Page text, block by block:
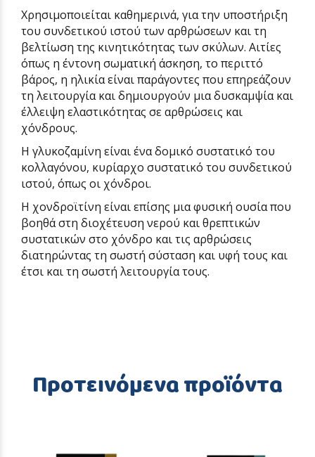
Χρησιμοποιείται καθημερινά, για την υποστήριξη
του συνδετικού ιστού των αρθρώσεων και τη
βελτίωση της κινητικότητας των σκύλων. Αιτίες
όπως η έντονη σωματική άσκηση, το περιττό
βάρος, η ηλικία είναι παράγοντες που επηρεάζουν
τη λειτουργία και δημιουργούν μια δυσκαμψία και
έλλειψη ελαστικότητας σε αρθρώσεις και
χόνδρους.
Η γλυκοζαμίνη είναι ένα δομικό συστατικό του
κολλαγόνου, κυρίαρχο συστατικό του συνδετικού
ιστού, όπως οι χόνδροι.
Η χονδροϊτίνη είναι επίσης μια φυσική ουσία που
βοηθά στη διοχέτευση νερού και θρεπτικών
συστατικών στο χόνδρο και τις αρθρώσεις
διατηρώντας τη σωστή σύσταση και υφή τους και
έτσι και τη σωστή λειτουργία τους.
Προτεινόμενα προϊόντα